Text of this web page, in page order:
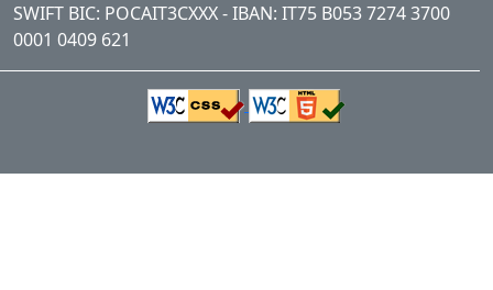
SWIFT BIC: POCAIT3CXXX - IBAN: IT75 B053 7274 3700
0001 0409 621